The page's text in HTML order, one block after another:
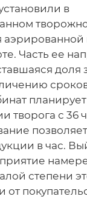
в
Часть ее
доля
творога с 36
в час.
степени
от